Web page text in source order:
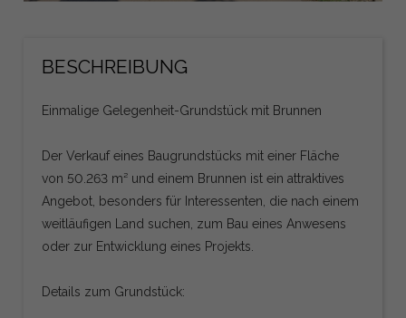
BESCHREIBUNG
Einmalige Gelegenheit-Grundstück mit Brunnen
Der Verkauf eines Baugrundstücks mit einer Fläche
von 50.263 m² und einem Brunnen ist ein attraktives
Angebot, besonders für Interessenten, die nach einem
weitläufigen Land suchen, zum Bau eines Anwesens
oder zur Entwicklung eines Projekts.
Details zum Grundstück: